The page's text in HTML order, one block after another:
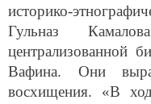
историко-
Гульназ
централизованной
Вафина. Они
восхищения. «В